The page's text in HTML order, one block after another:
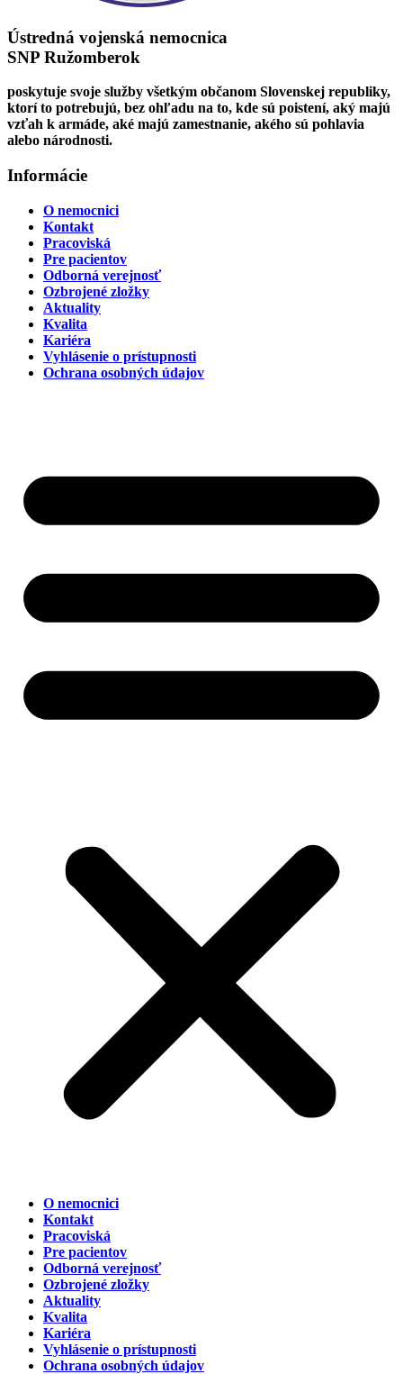
Ústredná vojenská nemocnica
SNP Ružomberok
poskytuje svoje služby všetkým občanom Slovenskej republiky,
ktorí to potrebujú, bez ohľadu na to, kde sú poistení, aký majú
vzťah k armáde, aké majú zamestnanie, akého sú pohlavia
alebo národnosti.
Informácie
O nemocnici
Kontakt
Pracoviská
Pre pacientov
Odborná verejnosť
Ozbrojené zložky
Aktuality
Kvalita
Kariéra
Vyhlásenie o prístupnosti
Ochrana osobných údajov
O nemocnici
Kontakt
Pracoviská
Pre pacientov
Odborná verejnosť
Ozbrojené zložky
Aktuality
Kvalita
Kariéra
Vyhlásenie o prístupnosti
Ochrana osobných údajov